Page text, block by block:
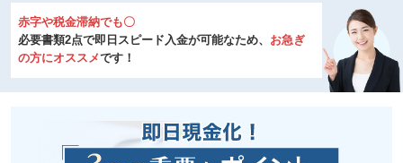
赤字や税金滞納でも〇
必要書類2点で即日スピード入金が可能なため、 お急ぎ
の方にオススメです！